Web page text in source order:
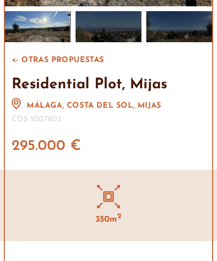
<- OTRAS PROPUESTAS
Residential Plot, Mijas
MÁLAGA, COSTA DEL SOL, MIJAS
CDS 5207803
295.000 €
350m2